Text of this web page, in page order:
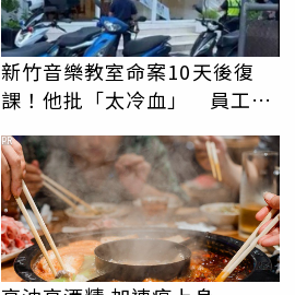
新竹音樂教室命案10天後復
課！他批「太冷血」 員工怒
PR